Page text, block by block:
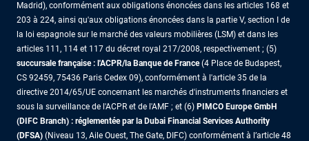
Madrid), conformément aux obligations énoncées dans les articles 168 et
203 à 224, ainsi qu'aux obligations énoncées dans la partie V, section I de
la loi espagnole sur le marché des valeurs mobilières (LSM) et dans les
articles 111, 114 et 117 du décret royal 217/2008, respectivement ; (5)
succursale française : l'ACPR/la Banque de France(4 Place de Budapest,
CS 92459, 75436 Paris Cedex 09), conformément à l'article 35 de la
directive 2014/65/UE concernant les marchés d'instruments financiers et
sous la surveillance de l'ACPR et de l'AMF ; et (6) PIMCO Europe GmbH
(DIFC Branch) : réglementée par la Dubai Financial Services Authority
(DFSA) (Niveau 13, Aile Ouest, The Gate, DIFC) conformément à l’article 48